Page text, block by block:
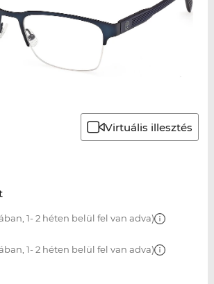
Virtuális illesztés
1- 2 héten belül fel van adva)
1- 2 héten belül fel van adva)